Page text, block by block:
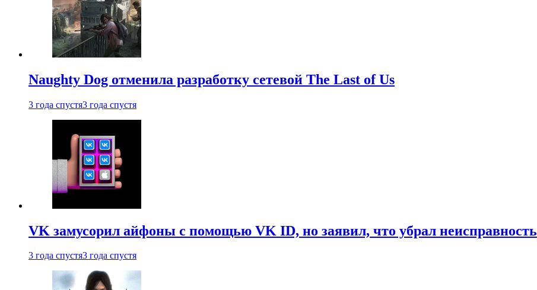
Naughty Dog отменила разработку сетевой The Last of Us
3 года спустя3 года спустя
VK замусорил айфоны с помощью VK ID, но заявил, что убрал неисправность
3 года спустя3 года спустя